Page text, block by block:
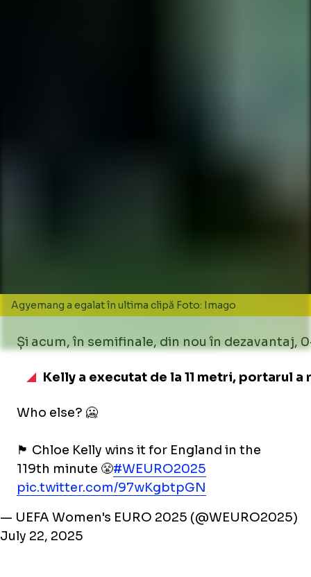
Agyemang a egalat în ultima clipă Foto: Imago
Și acum, în semifinale, din nou în dezavantaj,
Kelly a executat de la 11 metri, portarul
Who else? 🥶
🏴󠁧󠁢󠁥󠁮󠁧󠁿 Chloe Kelly wins it for England in the
119th minute 😤#WEURO2025
pic.twitter.com/97wKgbtpGN
— UEFA Women's EURO 2025 (@WEURO2025)
July 22, 2025